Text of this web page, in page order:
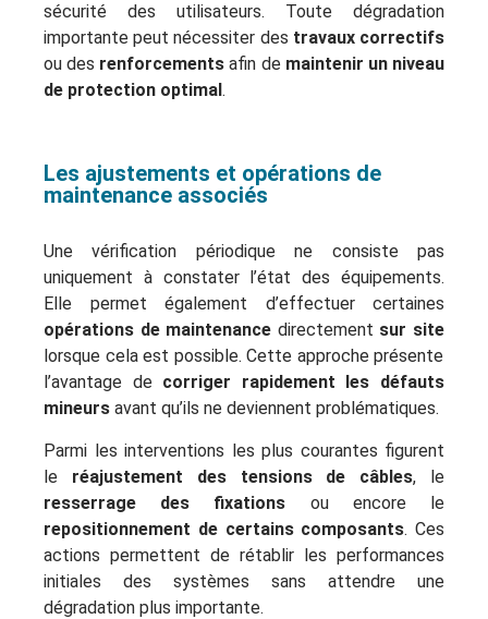
sécurité des utilisateurs. Toute dégradation
importante peut nécessiter des travaux correctifs
ou des renforcements afin de maintenir un niveau
de protection optimal.
Les ajustements et opérations de
maintenance associés
Une vérification périodique ne consiste pas
uniquement à constater l’état des équipements.
Elle permet également d’effectuer certaines
opérations de maintenance directement sur site
lorsque cela est possible. Cette approche présente
l’avantage de corriger rapidement les défauts
mineurs avant qu’ils ne deviennent problématiques.
Parmi les interventions les plus courantes figurent
le réajustement des tensions de câbles, le
resserrage des fixations ou encore le
repositionnement de certains composants. Ces
actions permettent de rétablir les performances
initiales des systèmes sans attendre une
dégradation plus importante.